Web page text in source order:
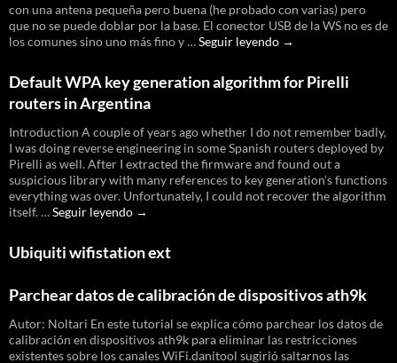
con una antena pequeña pero buena (he probado con varias) pero
que no se puede doblar por la base. El conector USB de la WS no es de
los comunes sino uno más fino y …Seguir leyendo Análisis
SignalKing
→
Default WPA key generation algorithm for Pirelli
routers in Argentina
Introduction A couple of years ago whether I do not remember badly,
I was doing reverse engineering in some Spanish routers deployed by
Pirelli as well. After I extracted the firmware and found out a
suspicious library with many references to key generation’s functions
everything was over. Unfortunately, I could not recover the algorithm
itself. …Seguir leyendo Default
generation
for
routers
in
Argentina
→
Ubiquiti wifistation ext
Parchear datos de calibración de dispositivos ath9k
Autor: Noltari En este tutorial se explica cómo parchear los datos de
calibración en dispositivos ath9k para eliminar las restricciones
existentes sobre los canales WiFi.danitool sugirió saltarnos las